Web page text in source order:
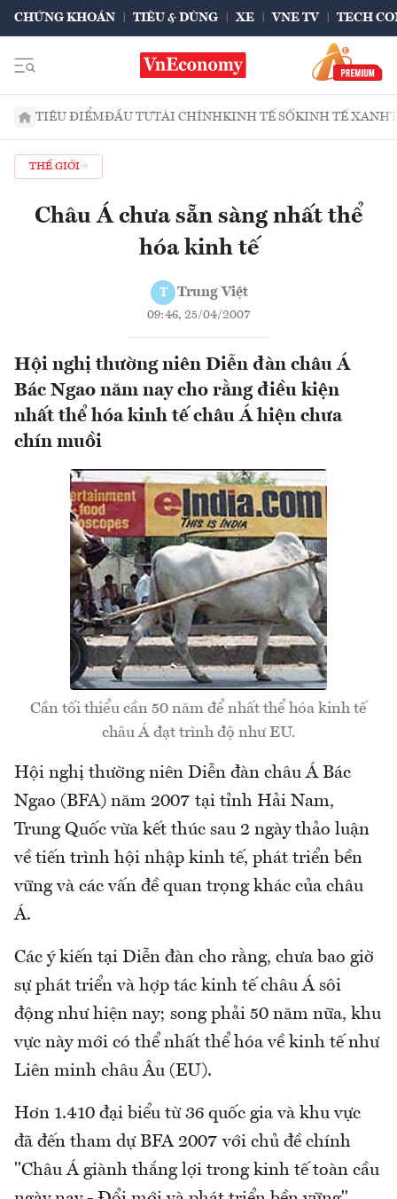
CHỨNG KHOÁN TIÊU & DÙNG XE VNE TV TECH
TIÊU ĐIỂMĐẦU TƯTÀI CHÍNHKINH TẾ SỐKINH TẾ XANH
THẾ GIỚI
Châu Á chưa sẵn sàng nhất thể
hóa kinh tế
T Trung Việt
09:46, 25/04/2007
Hội nghị thường niên Diễn đàn châu Á
Bác Ngao năm nay cho rằng điều kiện
nhất thể hóa kinh tế châu Á hiện chưa
chín muồi
Cần tối thiểu cần 50 năm để nhất thể hóa kinh tế
châu Á đạt trình độ như EU.
Hội nghị thường niên Diễn đàn châu Á Bác
Ngao (BFA) năm 2007 tại tỉnh Hải Nam,
Trung Quốc vừa kết thúc sau 2 ngày thảo luận
về tiến trình hội nhập kinh tế, phát triển bền
vững và các vấn đề quan trọng khác của châu
Á.
Các ý kiến tại Diễn đàn cho rằng, chưa bao giờ
sự phát triển và hợp tác kinh tế châu Á sôi
động như hiện nay; song phải 50 năm nữa, khu
vực này mới có thể nhất thể hóa về kinh tế như
Liên minh châu Âu (EU).
Hơn 1.410 đại biểu từ 36 quốc gia và khu vực
đã đến tham dự BFA 2007 với chủ đề chính
"Châu Á giành thắng lợi trong kinh tế toàn cầu